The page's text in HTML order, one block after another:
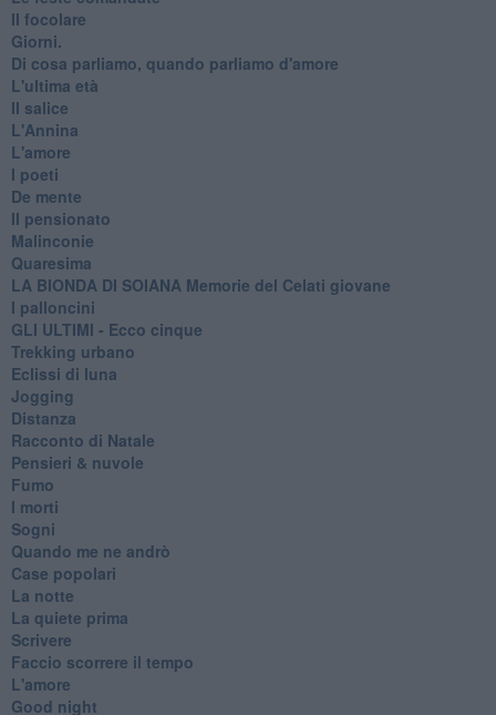
Il focolare
Giorni.
Di cosa parliamo, quando parliamo d'amore
L'ultima età
Il salice
L'Annina
L'amore
I poeti
De mente
Il pensionato
Malinconie
Quaresima
LA BIONDA DI SOIANA Memorie del Celati giovane
I palloncini
GLI ULTIMI - Ecco cinque
Trekking urbano
Eclissi di luna
Jogging
Distanza
Racconto di Natale
Pensieri & nuvole
Fumo
I morti
Sogni
Quando me ne andrò
Case popolari
La notte
La quiete prima
Scrivere
Faccio scorrere il tempo
L'amore
Good night